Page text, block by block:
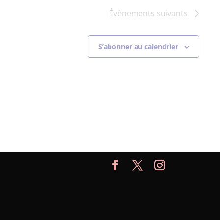
Évènements suivants
S’abonner au calendrier